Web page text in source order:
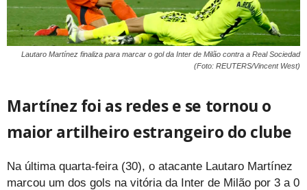
Lautaro Martínez finaliza para marcar o gol da Inter de Milão contra a Real Sociedad
(Foto: REUTERS/Vincent West)
Martínez foi as redes e se tornou o
maior artilheiro estrangeiro do clube
Na última quarta-feira (30), o atacante Lautaro Martínez
marcou um dos gols na vitória da Inter de Milão por 3 a 0